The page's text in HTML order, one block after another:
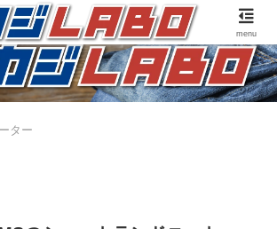
ンに合うファッションアイテムのご紹介です。
ター
menu